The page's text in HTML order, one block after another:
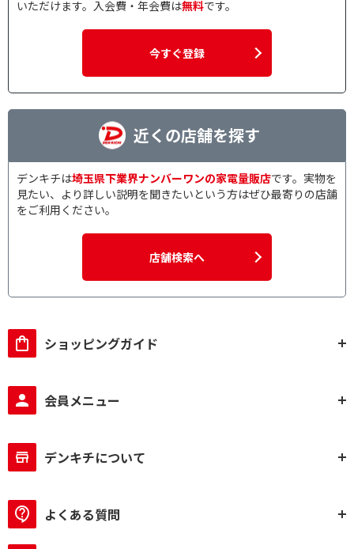
いただけます。入会費・年会費は無料です。
今すぐ登録
近くの店舗を探す
デンキチは埼玉県下業界ナンバーワンの家電量販店です。実物を
見たい、より詳しい説明を聞きたいという方はぜひ最寄りの店舗
をご利用ください。
店舗検索へ
ショッピングガイド
会員メニュー
デンキチについて
よくある質問